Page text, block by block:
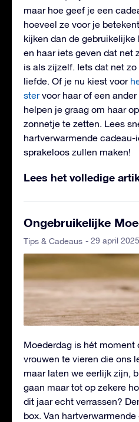
maar hoe geef je een
hoeveel ze voor je
kijken dan de
en haar iets geven dat net
is als zijzelf. Iets dat net
liefde. Of je nu kiest voor
stervoor haar of een
helpen je graag om haar
zonnetje te zetten. Lees
hartverwarmende cadeau-
sprakeloos zullen maken!
Lees het volledige
Ongebruikelijke
Tips & Cadeaus - 29 april 2025
Moederdag is hét moment
vrouwen te vieren die ons
maar laten we eerlijk zijn,
gaan maar tot op zekere
dit jaar echt verrassen?
box. Van